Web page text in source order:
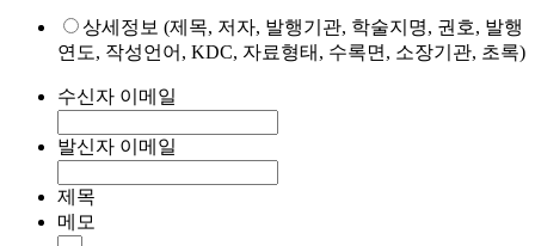
상세정보 (제목, 저자, 발행기관, 학술지명, 권호, 발행
연도, 작성언어, KDC, 자료형태, 수록면, 소장기관, 초록)
수신자 이메일
발신자 이메일
제목
메모